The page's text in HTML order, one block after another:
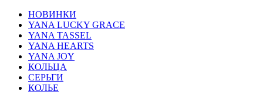
НОВИНКИ
YANA LUCKY GRACE
YANA TASSEL
YANA HEARTS
YANA JOY
КОЛЬЦА
СЕРЬГИ
КОЛЬЕ